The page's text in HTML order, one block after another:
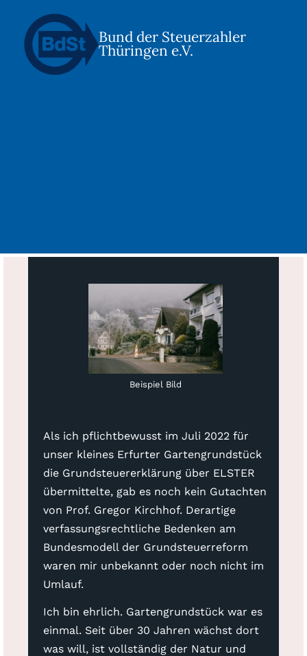
Bund der Steuerzahler
Thüringen e.V.
Beispiel Bild
Als ich pflichtbewusst im Juli 2022 für
unser kleines Erfurter Gartengrundstück
die Grundsteuererklärung über ELSTER
übermittelte, gab es noch kein Gutachten
von Prof. Gregor Kirchhof. Derartige
verfassungsrechtliche Bedenken am
Bundesmodell der Grundsteuerreform
waren mir unbekannt oder noch nicht im
Umlauf.
Ich bin ehrlich. Gartengrundstück war es
einmal. Seit über 30 Jahren wächst dort
was will, ist vollständig der Natur und